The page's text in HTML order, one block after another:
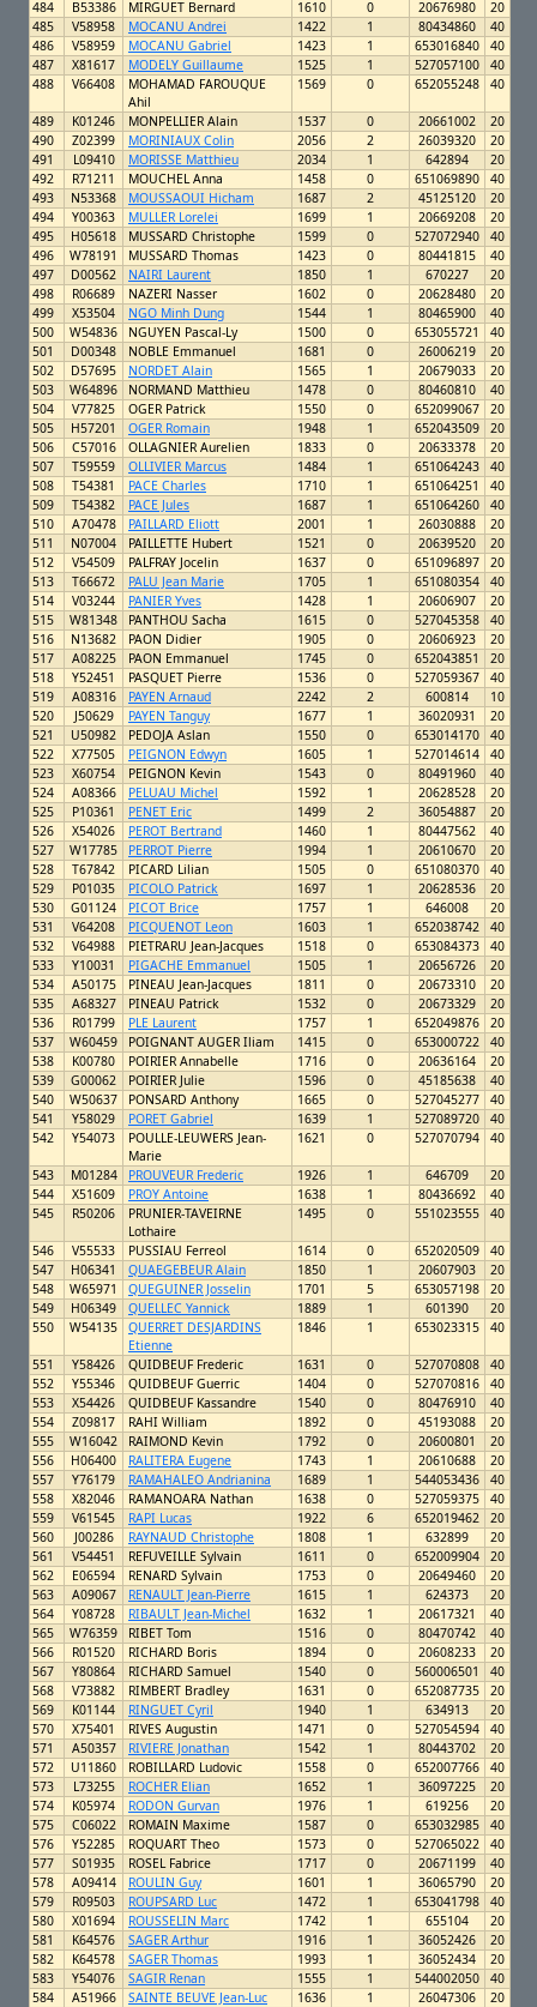
484 B53386 MIRGUET Bernard 1610 0 20676980
20
485
V58958 MOCANU Andrei 1422 1 80434860
40
486
V58959 MOCANU Gabriel 1423 1 653016840
40
487
X81617 MODELY Guillaume 1525 1 527057100
40
488
V66408
MOHAMAD FAROUQUE
Ahil
1569 0 652055248 40
489 K01246 MONPELLIER Alain 1537 0 20661002
20
490
Z02399 MORINIAUX Colin 2056 2 26039320
20
491
L09410 MORISSE Matthieu 2034 1 642894
20
492
R71211 MOUCHEL Anna 1458 0 651069890
40
493
N53368 MOUSSAOUI Hicham 1687 2 45125120
20
494
Y00363 MULLER Lorelei 1699 1 20669208
20
495
H05618 MUSSARD Christophe 1599 0 527072940
40
496
W78191 MUSSARD Thomas 1423 0 80441815
40
497
D00562 NAIRI Laurent 1850 1 670227
20
498
R06689 NAZERI Nasser 1602 0 20628480
20
499
X53504 NGO Minh Dung 1544 1 80465900
40
500
W54836 NGUYEN Pascal-Ly 1500 0 653055721
40
501
D00348 NOBLE Emmanuel 1681 0 26006219
20
502
D57695 NORDET Alain 1565 1 20679033
20
503
W64896 NORMAND Matthieu 1478 0 80460810
40
504
V77825 OGER Patrick 1550 0 652099067
20
505
H57201 OGER Romain 1948 1 652043509
20
506
C57016 OLLAGNIER Aurelien 1833 0 20633378
20
507
T59559 OLLIVIER Marcus 1484 1 651064243
40
508
T54381 PACE Charles 1710 1 651064251
40
509
T54382 PACE Jules 1687 1 651064260
40
510
A70478 PAILLARD Eliott 2001 1 26030888
20
511
N07004 PAILLETTE Hubert 1521 0 20639520
20
512
V54509 PALFRAY Jocelin 1637 0 651096897
20
513
T66672 PALU Jean Marie 1705 1 651080354
40
514
V03244 PANIER Yves 1428 1 20606907
20
515
W81348 PANTHOU Sacha 1615 0 527045358
40
516
N13682 PAON Didier 1905 0 20606923
20
517
A08225 PAON Emmanuel 1745 0 652043851
20
518
Y52451 PASQUET Pierre 1536 0 527059367
40
519
A08316 PAYEN Arnaud 2242 2 600814
10
520
J50629 PAYEN Tanguy 1677 1 36020931
20
521
U50982 PEDOJA Aslan 1550 0 653014170
40
522
X77505 PEIGNON Edwyn 1605 1 527014614
40
523
X60754 PEIGNON Kevin 1543 0 80491960
40
524
A08366 PELUAU Michel 1592 1 20628528
20
525
P10361 PENET Eric 1499 2 36054887
20
526
X54026 PEROT Bertrand 1460 1 80447562
40
527
W17785 PERROT Pierre 1994 1 20610670
20
528
T67842 PICARD Lilian 1505 0 651080370
40
529
P01035 PICOLO Patrick 1697 1 20628536
20
530
G01124 PICOT Brice 1757 1 646008
20
531
V64208 PICQUENOT Leon 1603 1 652038742
40
532
V64988 PIETRARU Jean-Jacques 1518 0 653084373
40
533
Y10031 PIGACHE Emmanuel 1505 1 20656726
20
534
A50175 PINEAU Jean-Jacques 1811 0 20673310
20
535
A68327 PINEAU Patrick 1532 0 20673329
20
536
R01799 PLE Laurent 1757 1 652049876
20
537
W60459 POIGNANT AUGER Iliam 1415 0 653000722
40
538
K00780 POIRIER Annabelle 1716 0 20636164
20
539
G00062 POIRIER Julie 1596 0 45185638
40
540
W50637 PONSARD Anthony 1665 0 527045277
40
541
Y58029 PORET Gabriel 1639 1 527089720
40
542
Y54073
POULLE-LEUWERS Jean-
Marie
1621 0 527070794 40
543 M01284 PROUVEUR Frederic 1926 1 646709
20
544
X51609 PROY Antoine 1638 1 80436692
40
545
R50206
PRUNIER-TAVEIRNE
Lothaire
1495 0 551023555 40
546 V55533 PUSSIAU Ferreol 1614 0 652020509
40
547
H06341 QUAEGEBEUR Alain 1850 1 20607903
20
548
W65971 QUEGUINER Josselin 1701 5 653057198
20
549
H06349 QUELLEC Yannick 1889 1 601390
20
550
W54135
QUERRET DESJARDINS
Etienne
1846 1 653023315 40
551 Y58426 QUIDBEUF Frederic 1631 0 527070808
40
552
Y55346 QUIDBEUF Guerric 1404 0 527070816
40
553
X54426 QUIDBEUF Kassandre 1540 0 80476910
40
554
Z09817 RAHI William 1892 0 45193088
20
555
W16042 RAIMOND Kevin 1792 0 20600801
20
556
H06400 RALITERA Eugene 1743 1 20610688
20
557
Y76179 RAMAHALEO Andrianina 1689 1 544053436
40
558
X82046 RAMANOARA Nathan 1638 0 527059375
40
559
V61545 RAPI Lucas 1922 6 652019462
20
560
J00286 RAYNAUD Christophe 1808 1 632899
20
561
V54451 REFUVEILLE Sylvain 1611 0 652009904
20
562
E06594 RENARD Sylvain 1753 0 20649460
20
563
A09067 RENAULT Jean-Pierre 1615 1 624373
20
564
Y08728 RIBAULT Jean-Michel 1632 1 20617321
40
565
W76359 RIBET Tom 1516 0 80470742
40
566
R01520 RICHARD Boris 1894 0 20608233
20
567
Y80864 RICHARD Samuel 1540 0 560006501
40
568
V73882 RIMBERT Bradley 1631 0 652087735
20
569
K01144 RINGUET Cyril 1940 1 634913
20
570
X75401 RIVES Augustin 1471 0 527054594
40
571
A50357 RIVIERE Jonathan 1542 1 80443702
20
572
U11860 ROBILLARD Ludovic 1558 0 652007766
40
573
L73255 ROCHER Elian 1652 1 36097225
20
574
K05974 RODON Gurvan 1976 1 619256
20
575
C06022 ROMAIN Maxime 1587 0 653032985
40
576
Y52285 ROQUART Theo 1573 0 527065022
40
577
S01935 ROSEL Fabrice 1717 0 20671199
40
578
A09414 ROULIN Guy 1601 1 36065790
20
579
R09503 ROUPSARD Luc 1472 1 653041798
40
580
X01694 ROUSSELIN Marc 1742 1 655104
20
581
K64576 SAGER Arthur 1916 1 36052426
20
582
K64578 SAGER Thomas 1993 1 36052434
20
583
Y54076 SAGIR Renan 1555 1 544002050
40
584
A51966 SAINTE BEUVE Jean-Luc 1636 1 26047306
20